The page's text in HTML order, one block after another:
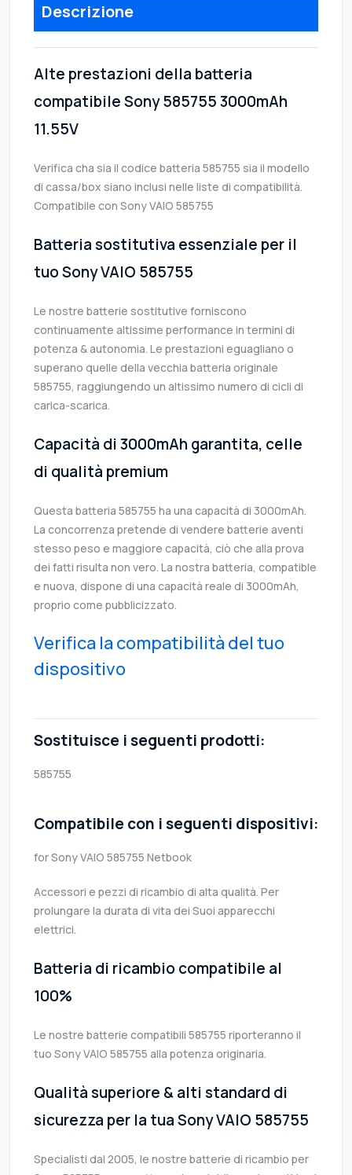
Descrizione
Alte prestazioni della batteria
compatibile Sony 585755 3000mAh
11.55V
Verifica cha sia il codice batteria 585755 sia il modello
di cassa/box siano inclusi nelle liste di compatibilità.
Compatibile con Sony VAIO 585755
Batteria sostitutiva essenziale per il
tuo Sony VAIO 585755
Le nostre batterie sostitutive forniscono
continuamente altissime performance in termini di
potenza & autonomia. Le prestazioni eguagliano o
superano quelle della vecchia batteria originale
585755, raggiungendo un altissimo numero di cicli di
carica-scarica.
Capacità di 3000mAh garantita, celle
di qualità premium
Questa batteria 585755 ha una capacità di 3000mAh.
La concorrenza pretende di vendere batterie aventi
stesso peso e maggiore capacità, ciò che alla prova
dei fatti risulta non vero. La nostra batteria, compatible
e nuova, dispone di una capacità reale di 3000mAh,
proprio come pubblicizzato.
Verifica la compatibilità del tuo
dispositivo
Sostituisce i seguenti prodotti:
585755
Compatibile con i seguenti dispositivi:
for Sony VAIO 585755 Netbook
Accessori e pezzi di ricambio di alta qualità. Per
prolungare la durata di vita dei Suoi apparecchi
elettrici.
Batteria di ricambio compatibile al
100%
Le nostre batterie compatibili 585755 riporteranno il
tuo Sony VAIO 585755 alla potenza originaria.
Qualità superiore & alti standard di
sicurezza per la tua Sony VAIO 585755
Specialisti dal 2005, le nostre batterie di ricambio per